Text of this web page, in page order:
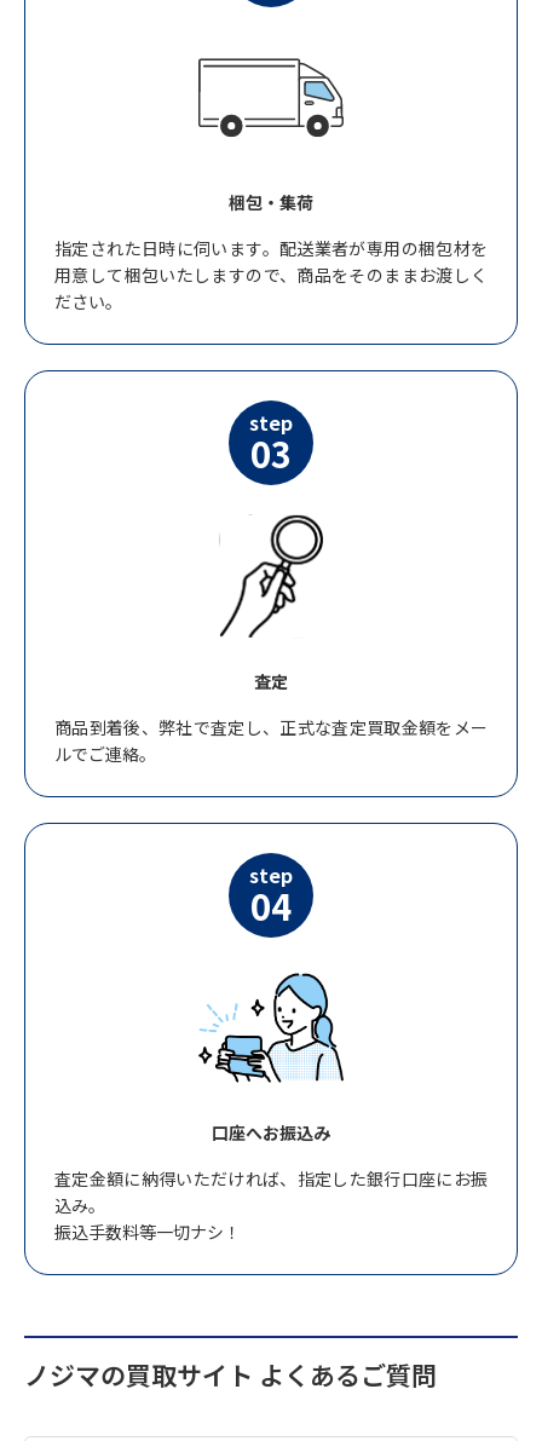
梱包・集荷
指定された日時に伺います。配送業者が専用の梱包材を
用意して梱包いたしますので、商品をそのままお渡しく
ださい。
step
03
査定
商品到着後、弊社で査定し、正式な査定買取金額をメー
ルでご連絡。
step
04
口座へお振込み
査定金額に納得いただければ、指定した銀行口座にお振
込み。
振込手数料等一切ナシ！
ノジマの買取サイト よくあるご質問